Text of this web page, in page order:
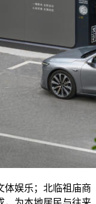
体娱乐；北临祖庙商